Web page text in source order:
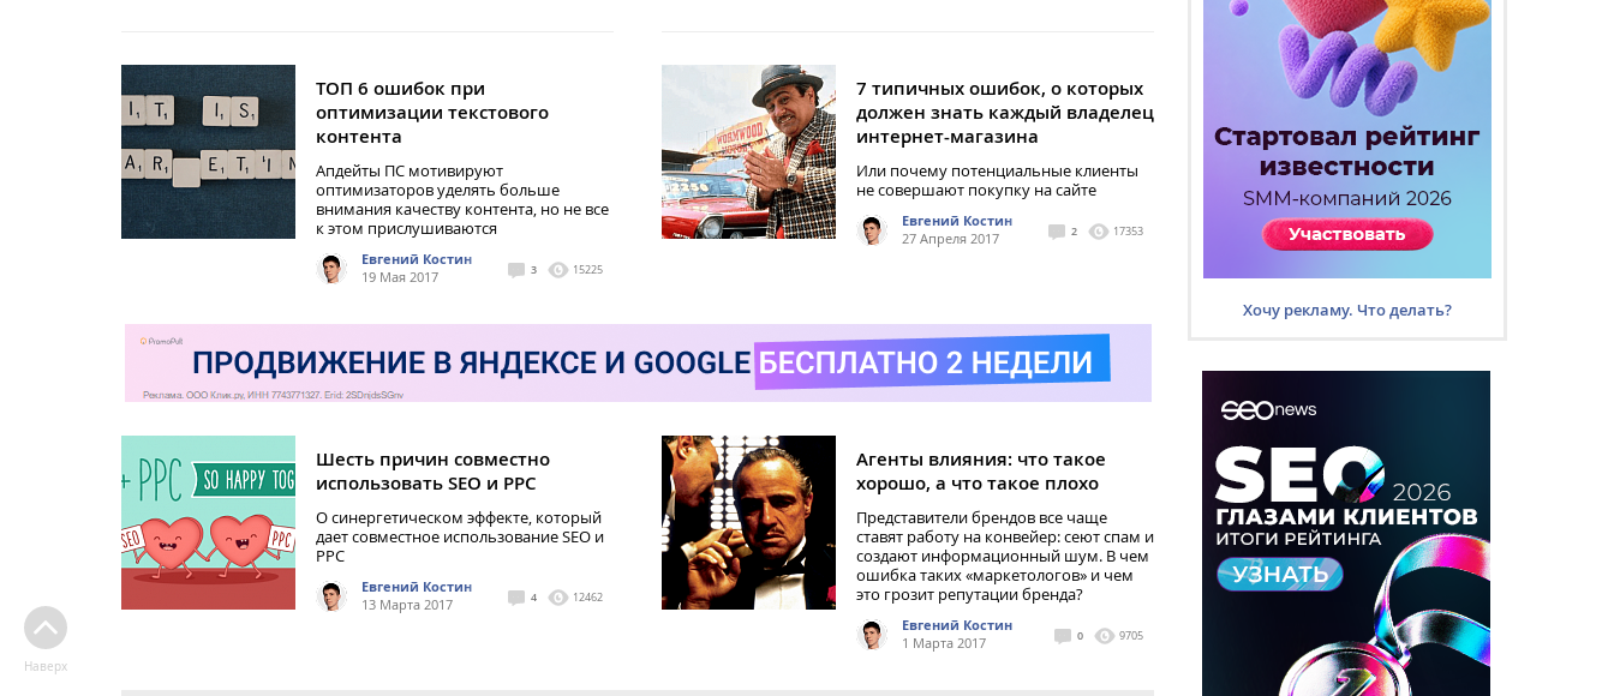
ТОП 6 ошибок при
оптимизации текстового
контента
Апдейты ПС мотивируют
оптимизаторов уделять больше
внимания качеству контента, но не все
к этом прислушиваются
Евгений Костин
19 Мая 2017
3 15225
7 типичных ошибок, о которых
должен знать каждый владелец
интернет-магазина
Или почему потенциальные клиенты
не совершают покупку на сайте
Евгений Костин
27 Апреля 2017
2 17353
Шесть причин совместно
использовать SEO и PPC
О синергетическом эффекте, который
дает совместное использование SEO и
PPC
Евгений Костин
13 Марта 2017
4 12462
Агенты влияния: что такое
хорошо, а что такое плохо
Представители брендов все чаще
ставят работу на конвейер: сеют спам и
создают информационный шум. В чем
ошибка таких «маркетологов» и чем
это грозит репутации бренда?
Евгений Костин
1 Марта 2017
0 9705
Наверх
Хочу рекламу. Что делать?